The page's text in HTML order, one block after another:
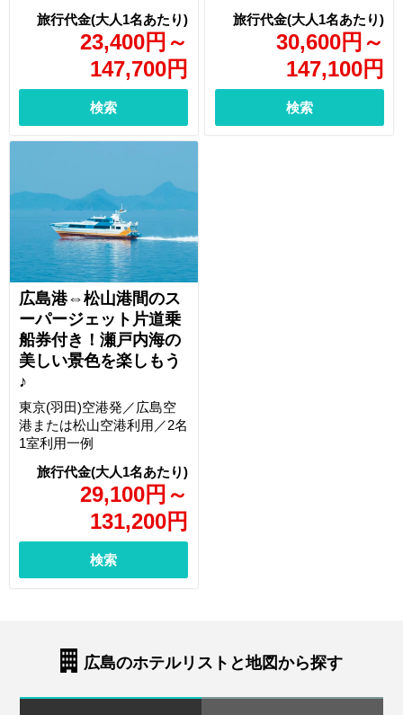
23,400円 ～
147,700円
検索
30,600円 ～
147,100円
検索
広島港⇔松山港間のス
ーパージェット片道乗
船券付き！瀬戸内海の
美しい景色を楽しもう
♪
29,100円 ～
131,200円
東京(羽田)空港発／広島空
港または松山空港利用／2名
1室利用一例
検索
広島のホテルリストと地図から探す